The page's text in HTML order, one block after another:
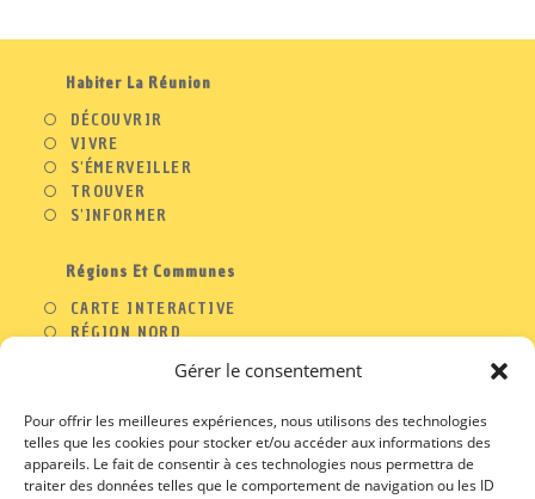
Gérer le consentement
Pour offrir les meilleures expériences, nous utilisons des technologies
telles que les cookies pour stocker et/ou accéder aux informations des
appareils. Le fait de consentir à ces technologies nous permettra de
traiter des données telles que le comportement de navigation ou les ID
Habiter La Réunion
DÉCOUVRIR
VIVRE
S'ÉMERVEILLER
TROUVER
S'INFORMER
Régions Et Communes
CARTE INTERACTIVE
RÉGION NORD